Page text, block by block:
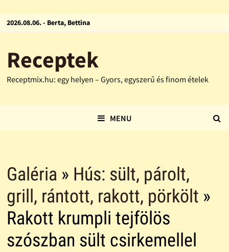
2026.08.06. - Berta, Bettina
Receptek
Receptmix.hu: egy helyen – Gyors, egyszerű és finom ételek
MENU
Galéria » Hús: sült, párolt,
grill, rántott, rakott, pörkölt »
Rakott krumpli tejfölös
szószban sült csirkemellel